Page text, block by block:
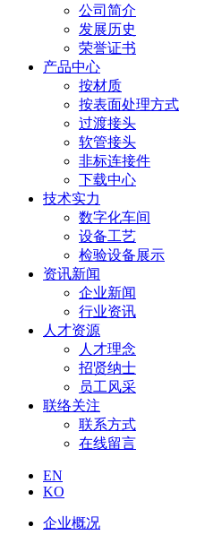
公司简介
发展历史
荣誉证书
产品中心
按材质
按表面处理方式
过渡接头
软管接头
非标连接件
下载中心
技术实力
数字化车间
设备工艺
检验设备展示
资讯新闻
企业新闻
行业资讯
人才资源
人才理念
招贤纳士
员工风采
联络关注
联系方式
在线留言
EN
KO
企业概况